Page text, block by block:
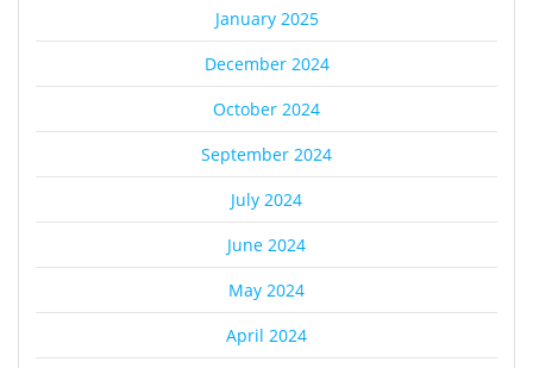
January 2025
December 2024
October 2024
September 2024
July 2024
June 2024
May 2024
April 2024